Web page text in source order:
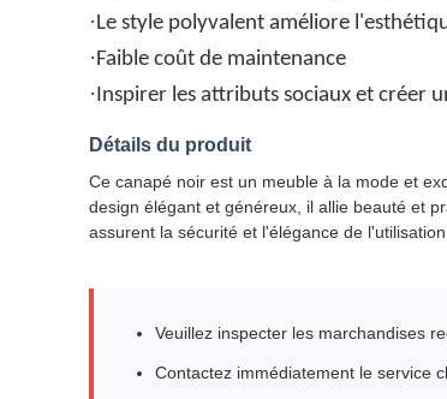
·Le style polyvalent améliore
·Faible coût de maintenance
·Inspirer les attributs sociaux et créer
Détails du produit
Ce canapé noir est un meuble à la mode et
design élégant et généreux, il allie beauté et
assurent la sécurité et l'élégance de
Veuillez inspecter les marchandises
Contactez immédiatement le service